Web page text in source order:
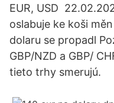
EUR, USD
oslabuje ke koši
dolaru se propadl
GBP/NZD a GBP/
tieto trhy smerujú.